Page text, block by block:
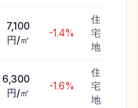
7,100
円/㎡
-1.4%
住
宅
地
6,300
円/㎡
-1.6%
住
宅
地